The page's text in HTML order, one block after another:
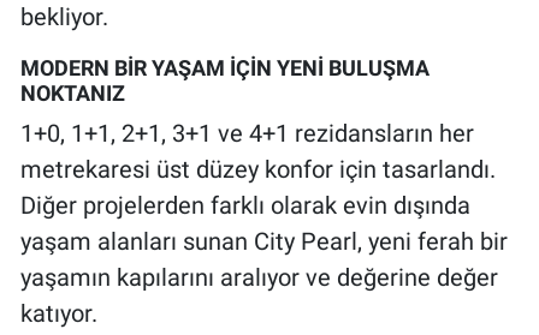
bekliyor.
MODERN BİR YAŞAM İÇİN YENİ BULUŞMA
NOKTANIZ
1+0, 1+1, 2+1, 3+1 ve 4+1 rezidansların her
metrekaresi üst düzey konfor için tasarlandı.
Diğer projelerden farklı olarak evin dışında
yaşam alanları sunan City Pearl, yeni ferah bir
yaşamın kapılarını aralıyor ve değerine değer
katıyor.